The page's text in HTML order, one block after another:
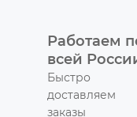
Работаем
всей
Быстро
доставляем
заказы